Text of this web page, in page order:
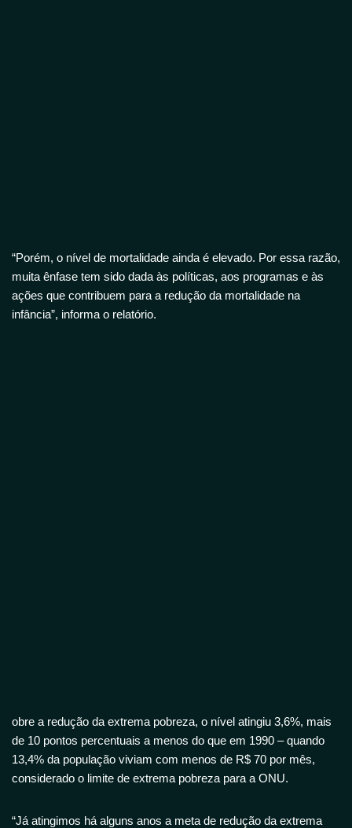
“Porém, o nível de mortalidade ainda é elevado. Por essa razão,
muita ênfase tem sido dada às políticas, aos programas e às
ações que contribuem para a redução da mortalidade na
infância”, informa o relatório.
obre a redução da extrema pobreza, o nível atingiu 3,6%, mais
de 10 pontos percentuais a menos do que em 1990 – quando
13,4% da população viviam com menos de R$ 70 por mês,
considerado o limite de extrema pobreza para a ONU.
“Já atingimos há alguns anos a meta de redução da extrema